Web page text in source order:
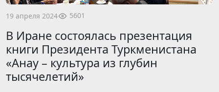
19 апреля 2024 5601
В Иране состоялась презентация
книги Президента Туркменистана
«Анау – культура из глубин
тысячелетий»